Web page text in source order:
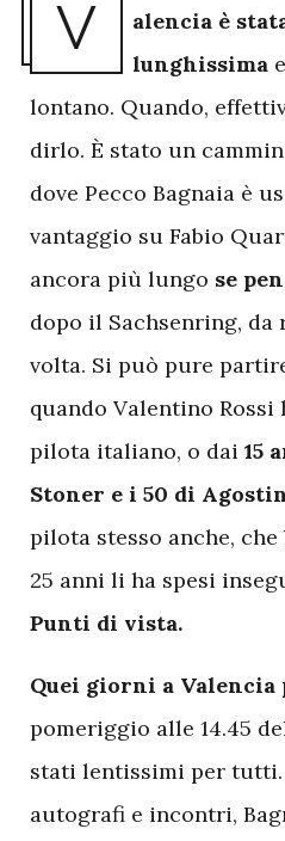
V
alencia è
lunghissima
lontano. Quando,
dirlo. È stato un
dove Pecco Bagnaia è
vantaggio su Fabio
ancora più lungo se
dopo il Sachsenring,
volta. Si può pure
quando Valentino
pilota italiano, o dai 15
Stoner e i 50 di
pilota stesso anche,
25 anni li ha spesi
Punti di vista.
Quei giorni a Valencia
pomeriggio alle 14.45
stati lentissimi per
autografi e incontri,